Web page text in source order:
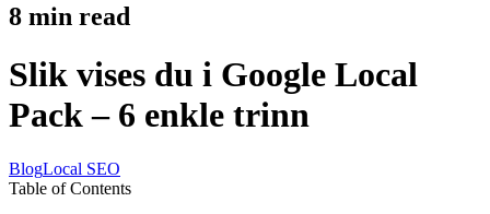
8 min read
Slik vises du i Google Local
Pack – 6 enkle trinn
BlogLocal SEO
Table of Contents